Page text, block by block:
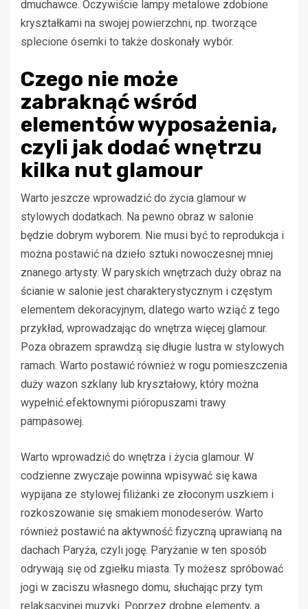
dmuchawce. Oczywiście lampy metalowe zdobione
kryształkami na swojej powierzchni, np. tworzące
splecione ósemki to także doskonały wybór.
Czego nie może
zabraknąć wśród
elementów wyposażenia,
czyli jak dodać wnętrzu
kilka nut glamour
Warto jeszcze wprowadzić do życia glamour w
stylowych dodatkach. Na pewno obraz w salonie
będzie dobrym wyborem. Nie musi być to reprodukcja i
można postawić na dzieło sztuki nowoczesnej mniej
znanego artysty. W paryskich wnętrzach duży obraz na
ścianie w salonie jest charakterystycznym i częstym
elementem dekoracyjnym, dlatego warto wziąć z tego
przykład, wprowadzając do wnętrza więcej glamour.
Poza obrazem sprawdzą się długie lustra w stylowych
ramach. Warto postawić również w rogu pomieszczenia
duży wazon szklany lub kryształowy, który można
wypełnić efektownymi pióropuszami trawy
pampasowej.
Warto wprowadzić do wnętrza i życia glamour. W
codzienne zwyczaje powinna wpisywać się kawa
wypijana ze stylowej filiżanki ze złoconym uszkiem i
rozkoszowanie się smakiem monodeserów. Warto
również postawić na aktywność fizyczną uprawianą na
dachach Paryża, czyli jogę. Paryżanie w ten sposób
odrywają się od zgiełku miasta. Ty możesz spróbować
jogi w zaciszu własnego domu, słuchając przy tym
relaksacyjnej muzyki. Poprzez drobne elementy, a